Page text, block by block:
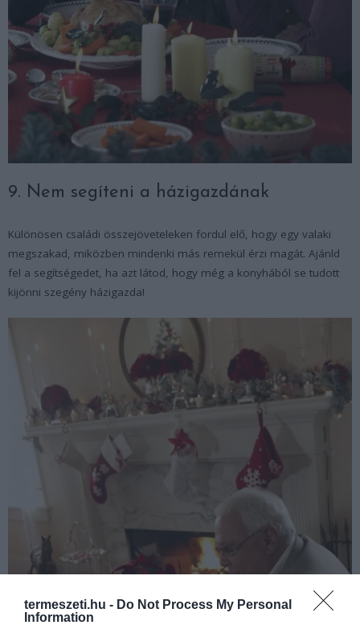
termeszeti.hu - Do Not Process My Personal
Information
9. Nem segíteni a házigazdának
Különösen családi összejöveteleken fordul elő, hogy egy valaki
megszakad, miközben mindenki más remekül érzi magát. Ajánld
fel a segítségedet, ha azt látod, hogy még a konyhából se tudott
kijönni szegény házigazda!